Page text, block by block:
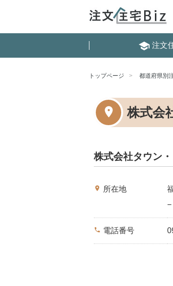
school 注文
トップページ 都道府県別
株式会
株式会社タウン
place 所在地
−
phone 電話番号